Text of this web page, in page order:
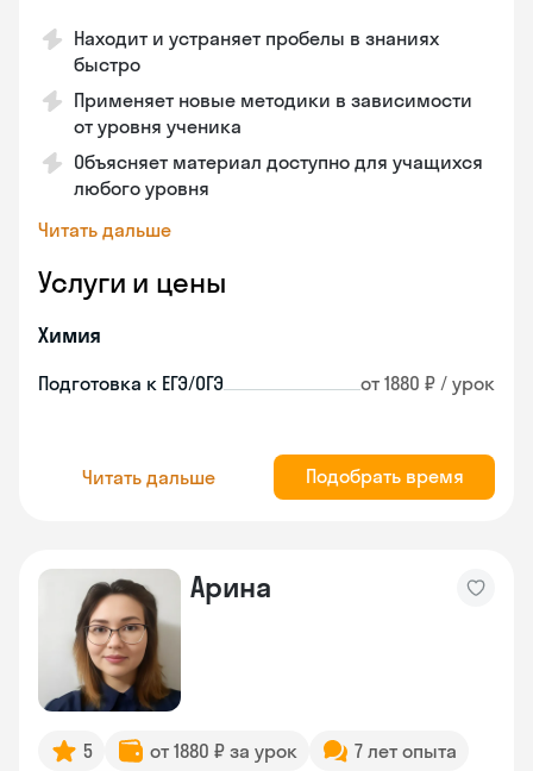
Находит и устраняет пробелы в знаниях
быстро
Применяет новые методики в зависимости
от уровня ученика
Объясняет материал доступно для учащихся
любого уровня
Читать дальше
Услуги и цены
Химия
Подготовка к ЕГЭ/ОГЭ от 1880 ₽ / урок
Читать дальше Подобрать время
Арина
5 от 1880 ₽ за урок
7 лет опыта